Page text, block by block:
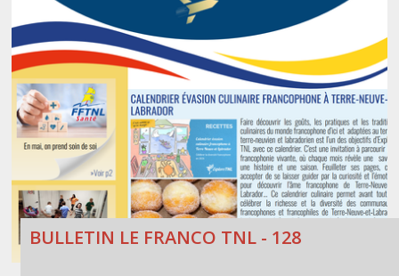
BULLETIN LE FRANCO TNL - 128